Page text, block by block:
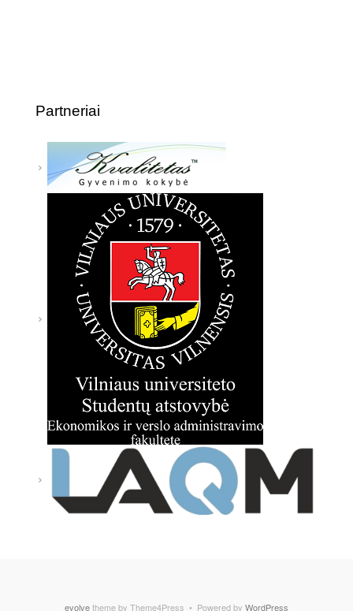
Partneriai
evolvetheme by Theme4Press • Powered by WordPress